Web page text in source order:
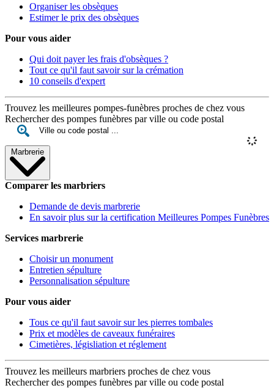
Organiser les obsèques
Estimer le prix des obsèques
Pour vous aider
Qui doit payer les frais d'obsèques ?
Tout ce qu'il faut savoir sur la crémation
10 conseils d'expert
Trouvez les meilleures pompes-funèbres proches de chez vous
Rechercher des pompes funèbres par ville ou code postal
Marbrerie
Comparer les marbriers
Demande de devis marbrerie
En savoir plus sur la certification Meilleures Pompes Funèbres
Services marbrerie
Choisir un monument
Entretien sépulture
Personnalisation sépulture
Pour vous aider
Tous ce qu'il faut savoir sur les pierres tombales
Prix et modèles de caveaux funéraires
Cimetières, législiation et réglement
Trouvez les meilleurs marbriers proches de chez vous
Rechercher des pompes funèbres par ville ou code postal